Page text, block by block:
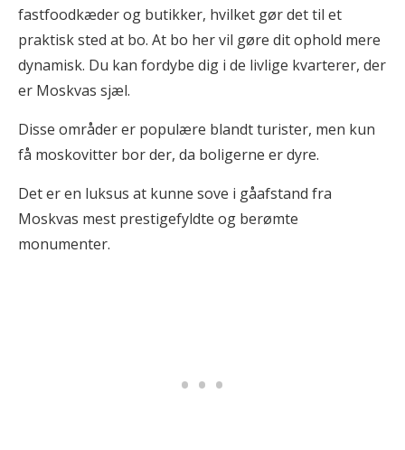
fastfoodkæder og butikker, hvilket gør det til et
praktisk sted at bo. At bo her vil gøre dit ophold mere
dynamisk. Du kan fordybe dig i de livlige kvarterer, der
er Moskvas sjæl.
Disse områder er populære blandt turister, men kun
få moskovitter bor der, da boligerne er dyre.
Det er en luksus at kunne sove i gåafstand fra
Moskvas mest prestigefyldte og berømte
monumenter.